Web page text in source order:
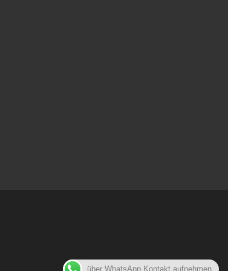
über WhatsApp Kontakt aufnehmen